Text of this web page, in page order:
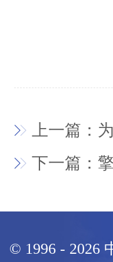
上一篇：
下一篇：
© 1996 - 2026